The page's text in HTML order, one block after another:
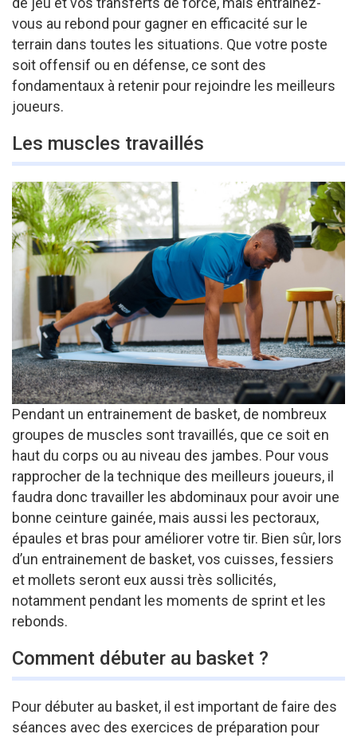
vous au rebond pour gagner en efficacité sur le
terrain dans toutes les situations. Que votre poste
soit offensif ou en défense, ce sont des
fondamentaux à retenir pour rejoindre les meilleurs
joueurs.
Les muscles travaillés
Pendant un entrainement de basket, de nombreux
groupes de muscles sont travaillés, que ce soit en
haut du corps ou au niveau des jambes. Pour vous
rapprocher de la technique des meilleurs joueurs, il
faudra donc travailler les abdominaux pour avoir une
bonne ceinture gainée, mais aussi les pectoraux,
épaules et bras pour améliorer votre tir. Bien sûr, lors
d’un entrainement de basket, vos cuisses, fessiers
et mollets seront eux aussi très sollicités,
notamment pendant les moments de sprint et les
rebonds.
Comment débuter au basket ?
Pour débuter au basket, il est important de faire des
séances avec des exercices de préparation pour